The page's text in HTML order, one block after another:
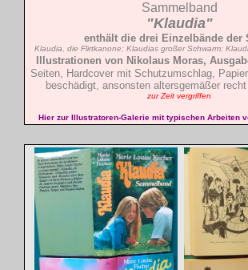
Sammelband
"Klaudia"
enthält die drei Einzelbände der
Klaudia, die Flirtkanone; Klaudias großer Schwarm;
Illustrationen von Nikolaus Moras,
Seiten, Hardcover mit Schutzumschlag,
beschädigt, ansonsten altersgemäßer
zur Zeit vergriffen
Hier zur Illustratoren-Galerie mit typischen Arbeiten